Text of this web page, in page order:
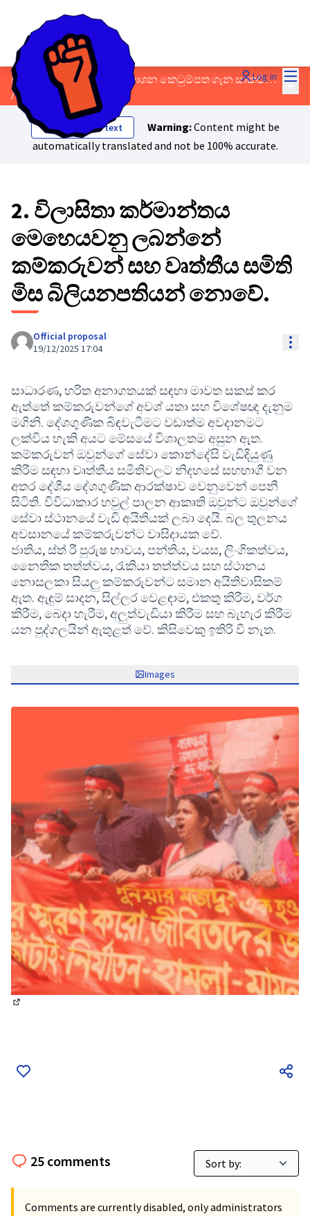
Log in
සාධාරණ සංක් රාන්ති ප් රකාශන කෙටුම්පත ගැන සාකච්ඡා කරන්න!
/Proposals
Main
Show original text Warning:Content might be
automatically translated and not be 100% accurate.
2. විලාසිතා කර්මාන්තය
මෙහෙයවනු ලබන්නේ
කම්කරුවන් සහ වෘත්තීය සමිති
මිස බිලියනපතියන් නොවේ.
Official proposal
19/12/2025 17:04
සාධාරණ, හරිත අනාගතයක් සඳහා මාවත සකස් කර
ඇත්තේ කම්කරුවන්ගේ අවශ් යතා සහ විශේෂඥ දැනුම
මගිනි. දේශගුණික බිඳවැටීමට වඩාත්ම අවදානමට
ලක්විය හැකි අයට මේසයේ විශාලතම අසුන ඇත.
කම්කරුවන් ඔවුන්ගේ සේවා කොන්දේසි වැඩිදියුණු
කිරීම සඳහා වෘත්තීය සමිතිවලට නිදහසේ සහභාගී වන
අතර දේශීය දේශගුණික ආරක්ෂාව වෙනුවෙන් පෙනී
සිටිති. විවිධාකාර හවුල් පාලන ආකෘති ඔවුන්ට ඔවුන්ගේ
සේවා ස්ථානයේ වැඩි අයිතියක් ලබා දෙයි. බල තුලනය
අවසානයේ කම්කරුවන්ට වාසිදායක වේ.
ජාතිය, ස්ත් රී පුරුෂ භාවය, පන්තිය, වයස, ලිංගිකත්වය,
නෛතික තත්ත්වය, රැකියා තත්ත්වය සහ ස්ථානය
නොසලකා සියලු කම්කරුවන්ට සමාන අයිතිවාසිකම්
ඇත. ඇඳුම් සාදන, සිල්ලර වෙළඳාම, එකතු කිරීම, වර්ග
කිරීම, බෙදා හැරීම, අලුත්වැඩියා කිරීම සහ බැහැර කිරීම
යන පුද්ගලයින් ඇතුළත් වේ. කිසිවෙකු ඉතිරි වී නැත.
Images
25 comments
Comments are currently disabled, only administrators